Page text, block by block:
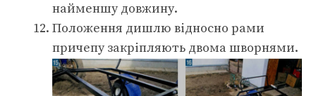
найменшу довжину.
Положення дишлю відносно рами
причепу закріпляють двома шворнями.